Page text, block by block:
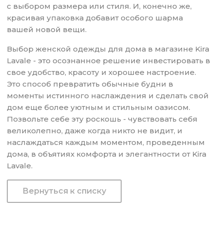
с выбором размера или стиля. И, конечно же,
красивая упаковка добавит особого шарма
вашей новой вещи.
Выбор женской одежды для дома в магазине Kira
Lavale - это осознанное решение инвестировать в
свое удобство, красоту и хорошее настроение.
Это способ превратить обычные будни в
моменты истинного наслаждения и сделать свой
дом еще более уютным и стильным оазисом.
Позвольте себе эту роскошь - чувствовать себя
великолепно, даже когда никто не видит, и
наслаждаться каждым моментом, проведенным
дома, в объятиях комфорта и элегантности от Kira
Lavale.
Вернуться к списку